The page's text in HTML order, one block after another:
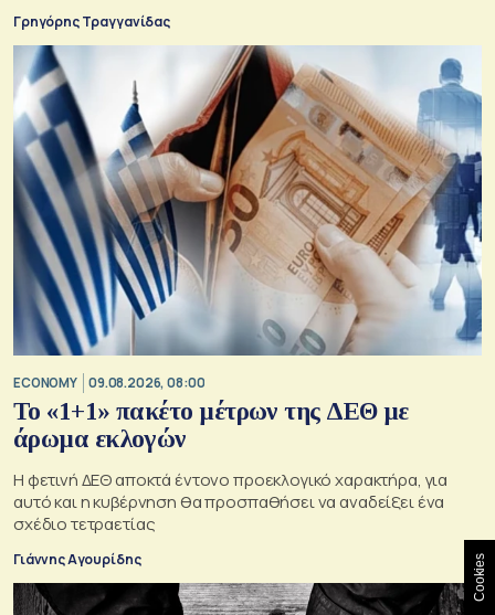
Γρηγόρης Τραγγανίδας
ECONOMY 09.08.2026, 08:00
Το «1+1» πακέτο μέτρων της ΔΕΘ με
άρωμα εκλογών
Η φετινή ΔΕΘ αποκτά έντονο προεκλογικό χαρακτήρα, για
αυτό και η κυβέρνηση θα προσπαθήσει να αναδείξει ένα
σχέδιο τετραετίας
Γιάννης Αγουρίδης Cookies